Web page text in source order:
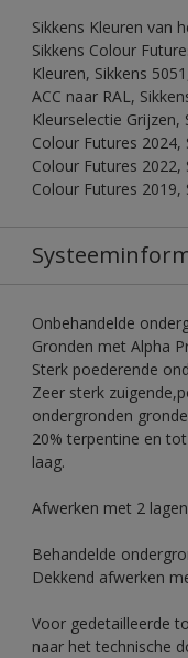
Sikkens Kleuren van
Sikkens Colour
Kleuren, Sikkens
ACC naar RAL,
Kleurselectie Grijzen,
Colour Futures 2024,
Colour Futures 2022,
Colour Futures 2019,
Onbehandelde
Gronden met Alpha
Sterk poederende
Zeer sterk
ondergronden
20% terpentine en
laag.
Afwerken met 2
Behandelde
Dekkend afwerken
Voor gedetailleerde
naar het technische